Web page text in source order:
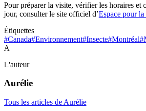
Pour préparer la visite, vérifier les horaires et
jour, consulter le site officiel d’Espace pour
Étiquettes
#Canada#Environnement#Insecte#Montréal
A
L'auteur
Aurélie
Tous les articles de Aurélie